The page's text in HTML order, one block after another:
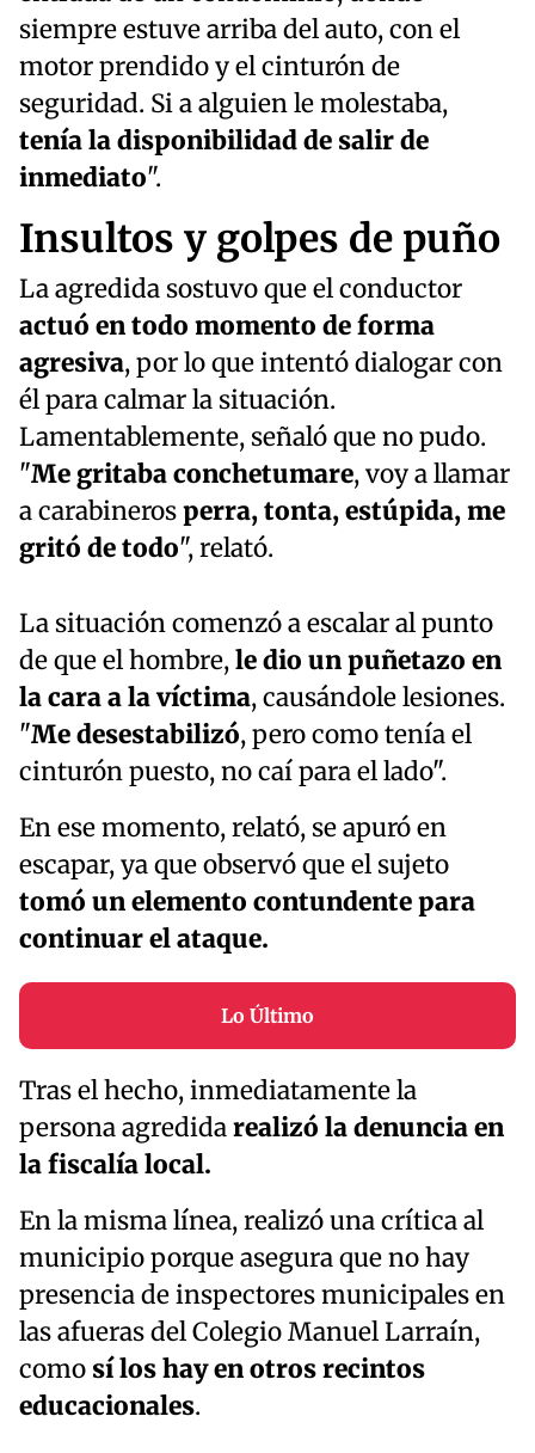
siempre estuve arriba del auto, con el
motor prendido y el cinturón de
seguridad. Si a alguien le molestaba,
tenía la disponibilidad de salir de
inmediato".
Insultos y golpes de puño
La agredida sostuvo que el conductor
actuó en todo momento de forma
agresiva, por lo que intentó dialogar con
él para calmar la situación.
Lamentablemente, señaló que no pudo.
"Me gritaba conchetumare, voy a llamar
a carabinerosperra, tonta, estúpida, me
gritó de todo", relató.
La situación comenzó a escalar al punto
de que el hombre,le dio un puñetazo en
la cara a la víctima, causándole lesiones.
"Me desestabilizó, pero como tenía el
cinturón puesto, no caí para el lado".
En ese momento, relató, se apuró en
escapar, ya que observó que el sujeto
tomó un elemento contundente para
continuar el ataque.
Lo Último
Tras el hecho, inmediatamente la
persona agredidarealizó la denuncia en
la fiscalía local.
En la misma línea, realizó una crítica al
municipio porque asegura que no hay
presencia de inspectores municipales en
las afueras del Colegio Manuel Larraín,
como sí los hay en otros recintos
educacionales.